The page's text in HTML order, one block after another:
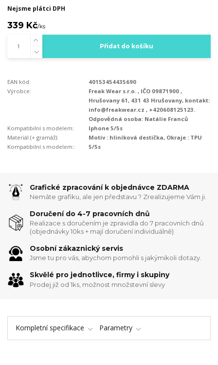
Nejsme plátci DPH
339 Kč/ks
Přidat do košíku
EAN kód:
40153454435690
Výrobce:
Freak Wear s.r.o. , IČO 09871900 ,
Hrušovany 61, 431 43 Hrušovany, kontakt:
info@freakwear.cz , +420608125123.
Odpovědná osoba: Natálie Franců
Kompatibilní s modelem:
Iphone 5/5s
Materiál (+ gramáž):
Motiv : hliníková destička, Okraje : TPU
Kompatibilní s modelem::
5/5s
Grafické zpracování k objednávce ZDARMA
Nemáte grafiku, ale jen představu ? Zrealizujeme Vám ji.
Doručení do 4-7 pracovních dnů
Realizace s doručením je zpravidla do 7 pracovních dnů
(objednávky 10ks + mají doručení individuálně)
Osobní zákaznický servis
Jsme tu pro vás, abychom pomohli s jakýmikoli dotazy.
Skvělé pro jednotlivce, firmy i skupiny
Prodej již od 1ks, možnost množstevní slevy
Kompletní specifikace Parametry